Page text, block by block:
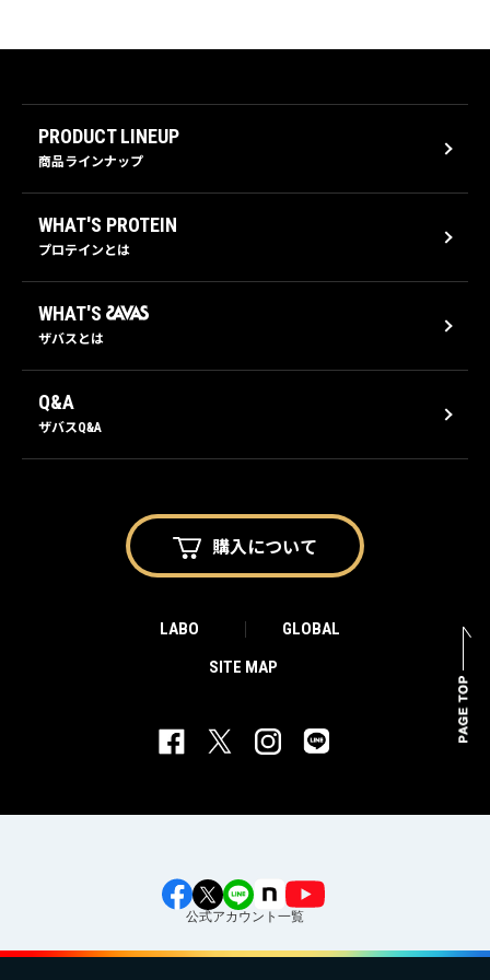
PRODUCT LINEUP
商品ラインナップ
WHAT'S PROTEIN
プロテインとは
WHAT'S
ザバスとは
Q&A
ザバスQ&A
購入について
LABO
GLOBAL
SITE MAP
公式アカウント一覧